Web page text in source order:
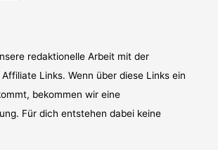
redaktionelle Arbeit mit der
Links. Wenn über diese Links ein
bekommen wir eine
Für dich entstehen dabei keine